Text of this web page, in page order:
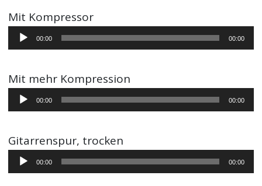
Mit Kompressor
Audio-
Player
00:00 00:00
Mit mehr Kompression
Audio-
Player
00:00 00:00
Gitarrenspur, trocken
Audio-
Player
00:00 00:00